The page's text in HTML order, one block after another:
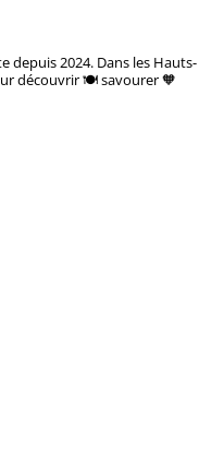
depuis 2024. Dans les Hauts-
découvrir 🍽️ savourer 🧡